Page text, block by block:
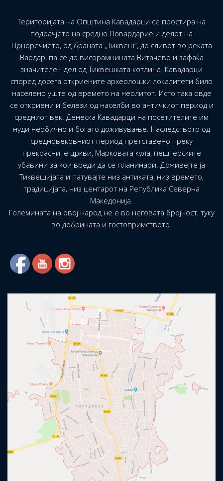
Територијата на Општина Кавадарци се простира на
подрачјето на средно Повардарие и делот на
Црноречието, од браната „Тиквеш“, до сливот во реката
Вардар, па се до висорамнината Витачево и зафаќа
значителен дел од Тиквешката котлина. Кавадарци
според досега откриените археолошки локалитети било
населено уште од времето на неолитот. Исто така овде
се откриени и белези од населби во античкиот период и
средниот век. Денеска Кавадарци на посетителите им
нуди необично и богато доживување. Наследството од
средновековниот период претставено преку
прекрасните цркви, Марковата кула, пештерските
убавини за кои вреди да се планинари. Доживејте ја
Тиквешијата и патувајте низ антиката, низ времето,
традицијата, низ центарот на Република Северна
Македонија.
Големината на овој народ не е во неговата бројност, туку
во добрината и гостопримството.